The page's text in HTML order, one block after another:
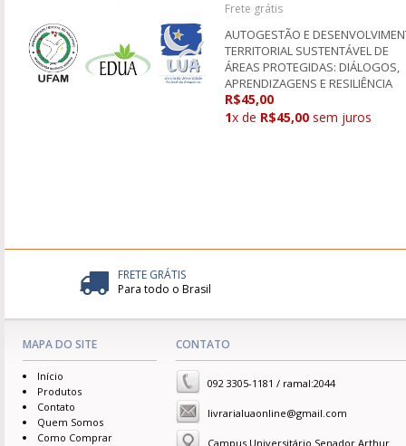
Frete grátis
AUTOGESTÃO E
TERRITORIAL SUSTENTÁVEL DE
ÁREAS PROTEGIDAS: DIÁLOGOS,
APRENDIZAGENS E RESILIÊNCIA
R$45,00
1x de R$45,00 sem juros
FRETE GRÁTIS
Para todo o Brasil
MAPA DO SITE
Início
Produtos
Contato
Quem Somos
Como Comprar
CONTATO
092 3305-1181 / ramal:2044
livrarialuaonline@gmail.com
Campus Universitário Senador Arthur